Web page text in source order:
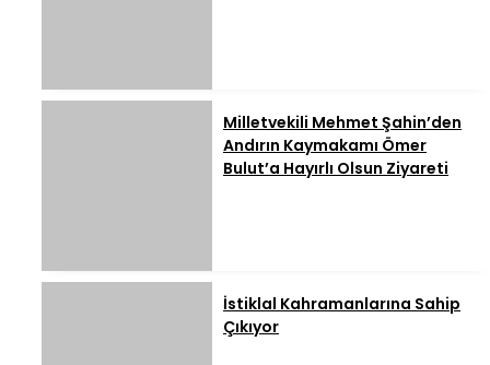
Milletvekili Mehmet Şahin’den
Andırın Kaymakamı Ömer
Bulut’a Hayırlı Olsun Ziyareti
İstiklal Kahramanlarına Sahip
Çıkıyor